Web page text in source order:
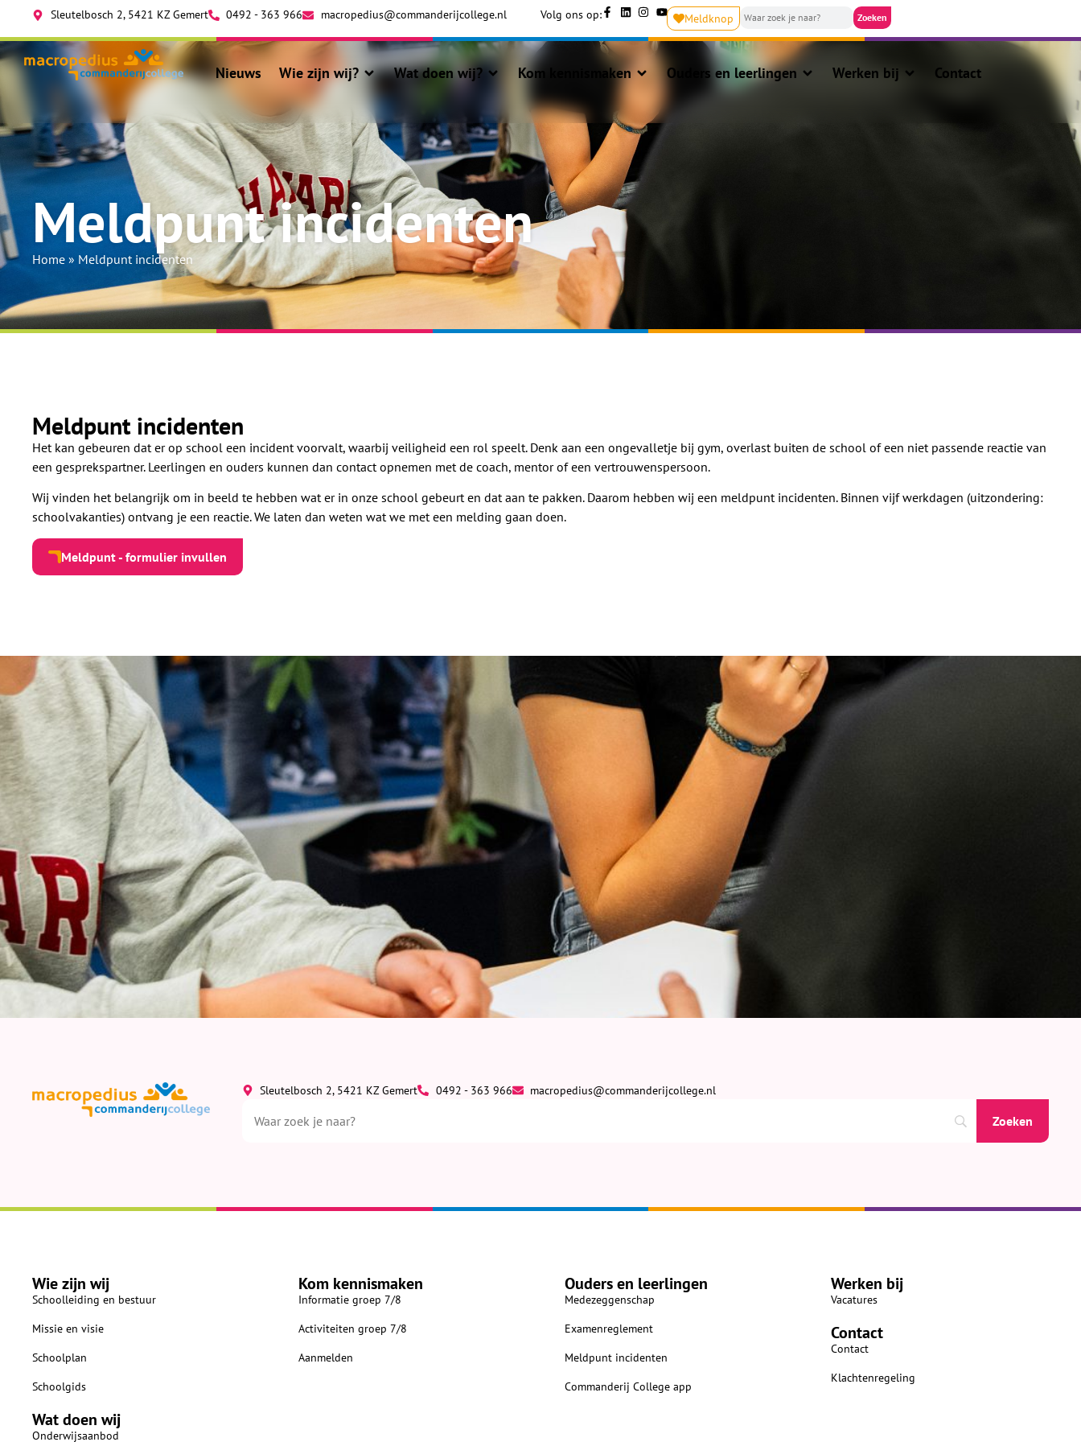
Sleutelbosch 2, 5421 KZ Gemert 0492 - 363 966 macropedius@commanderijcollege.nl Volg ons op: Meldknop
Nieuws Wie zijn wij? Wat doen wij? Kom kennismaken Ouders en leerlingen Werken bij Contact
Meldpunt incidenten
Home » Meldpunt incidenten
Meldpunt incidenten
Het kan gebeuren dat er op school een incident voorvalt, waarbij veiligheid een rol speelt. Denk aan een ongevalletje bij gym, overlast buiten de school of een niet passende reactie van
een gesprekspartner. Leerlingen en ouders kunnen dan contact opnemen met de coach, mentor of een vertrouwenspersoon.
Wij vinden het belangrijk om in beeld te hebben wat er in onze school gebeurt en dat aan te pakken. Daarom hebben wij een meldpunt incidenten. Binnen vijf werkdagen (uitzondering:
schoolvakanties) ontvang je een reactie. We laten dan weten wat we met een melding gaan doen.
Meldpunt - formulier invullen
Sleutelbosch 2, 5421 KZ Gemert 0492 - 363 966 macropedius@commanderijcollege.nl
Wie zijn wij
Schoolleiding en bestuur
Missie en visie
Schoolplan
Schoolgids
Wat doen wij
Onderwijsaanbod
Kom kennismaken
Informatie groep 7/8
Activiteiten groep 7/8
Aanmelden
Ouders en leerlingen
Medezeggenschap
Examenreglement
Meldpunt incidenten
Commanderij College app
Werken bij
Vacatures
Contact
Contact
Klachtenregeling